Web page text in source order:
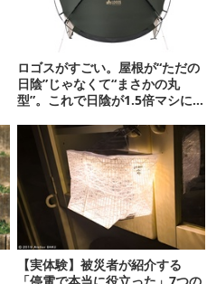
ロゴスがすごい。屋根が“ただの
日陰”じゃなくて“まさかの丸
型”。これで日陰が1.5倍マシに
【実体験】被災者が紹介する